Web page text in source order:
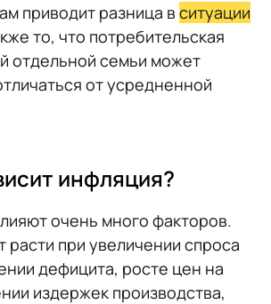
приводит разница в ситуации
то, что потребительская
отдельной семьи может
от усредненной
инфляция?
очень много факторов.
при увеличении спроса
дефицита, росте цен на
издержек производства,